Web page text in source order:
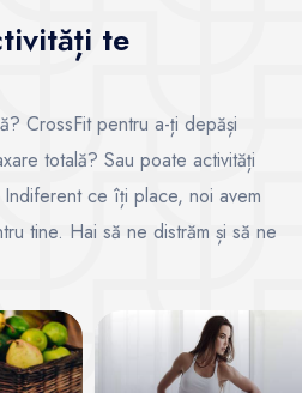
te
CrossFit pentru a-ți depăși
totală? Sau poate activități
ce îți place, noi avem
tine. Hai să ne distrăm și să ne